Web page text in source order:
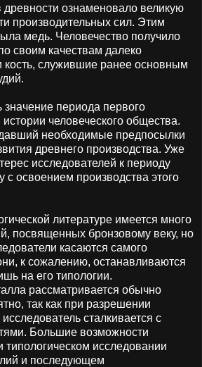
ознаменовало великую
производительных сил. Этим
медь. Человечество получило
своим качествам далеко
кость, служившие ранее основным
значение периода первого
человеческого общества.
необходимые предпосылки
древнего производства. Уже
исследователей к периоду
с освоением производства этого
литературе имеется много
посвященных бронзовому веку, но
касаются самого
к сожалению, останавливаются
на его типологии.
рассматривается обычно
так как при разрешении
сталкивается с
Большие возможности
типологическом исследовании
и последующем